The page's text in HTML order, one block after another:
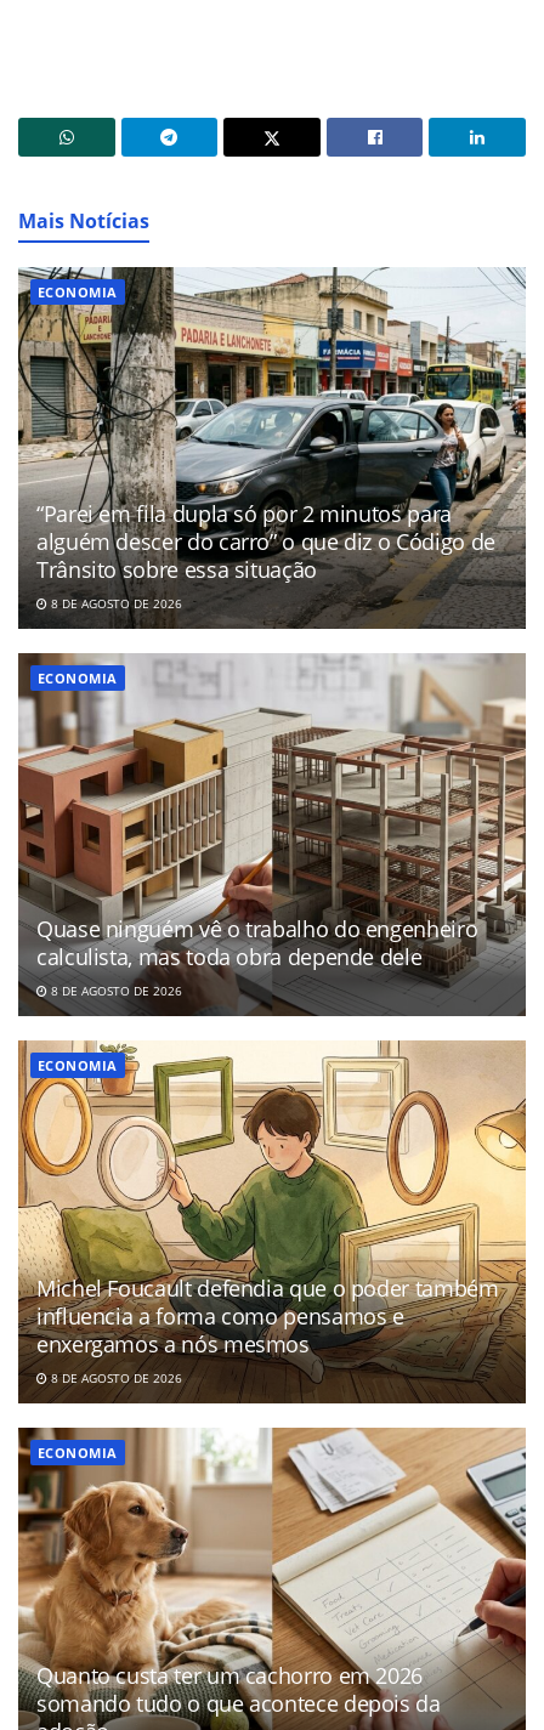
Mais Notícias
ECONOMIA
“Parei em fila dupla só por 2 minutos para
alguém descer do carro” o que diz o Código de
Trânsito sobre essa situação
8 DE AGOSTO DE 2026
ECONOMIA
Quase ninguém vê o trabalho do engenheiro
calculista, mas toda obra depende dele
8 DE AGOSTO DE 2026
ECONOMIA
Michel Foucault defendia que o poder também
influencia a forma como pensamos e
enxergamos a nós mesmos
8 DE AGOSTO DE 2026
ECONOMIA
Quanto custa ter um cachorro em 2026
somando tudo o que acontece depois da